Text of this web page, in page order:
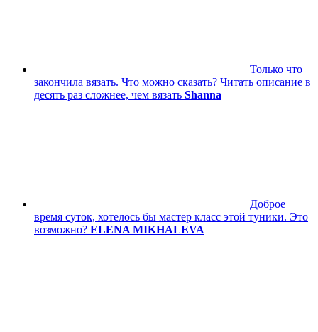
Только что
закончила вязать. Что можно сказать? Читать описание в
десять раз сложнее, чем вязать Shanna
Доброе
время суток, хотелось бы мастер класс этой туники. Это
возможно? ELENA MIKHALEVA